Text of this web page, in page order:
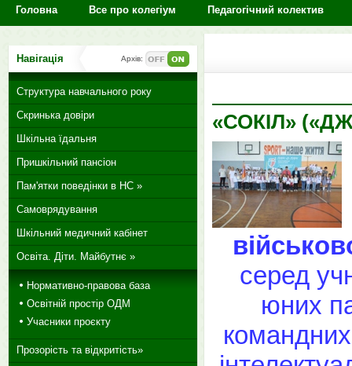
Головна Все про колегіум Педагогічний колектив
«СОКІЛ»
серед
юних
командних
Навігація Архів:
Структура навчального року
Скринька довіри
Шкільна їдальня
Пришкільний пансіон
Пам'ятки поведінки в НС »
Самоврядування
Шкільний медичний кабінет
Освіта. Діти. Майбутнє »
Нормативно-правова база
Освітній простір ОДМ
Учасники проєкту
Прозорість та відкритість»